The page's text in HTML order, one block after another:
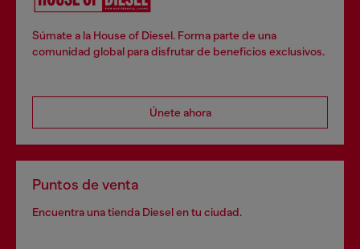
Súmate a la House of Diesel. Forma parte de una
comunidad global para disfrutar de beneficios exclusivos.
Únete ahora
Puntos de venta
Encuentra una tienda Diesel en tu ciudad.